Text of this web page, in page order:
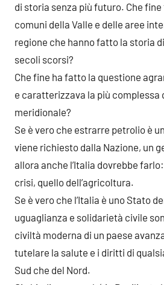
di storia senza più futuro. Che
comuni della Valle e delle aree
regione che hanno fatto la storia
secoli scorsi?
Che fine ha fatto la questione
e caratterizzava la più complessa
meridionale?
Se è vero che estrarre petrolio è
viene richiesto dalla Nazione, un
allora anche l’Italia dovrebbe
crisi, quello dell’agricoltura.
Se è vero che l’Italia è uno Stato
uguaglianza e solidarietà civile
civiltà moderna di un paese
tutelare la salute e i diritti di
Sud che del Nord.